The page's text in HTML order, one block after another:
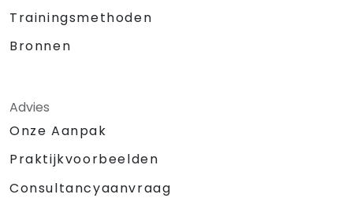
Trainingsmethoden
Bronnen
Advies
Onze Aanpak
Praktijkvoorbeelden
Consultancyaanvraag